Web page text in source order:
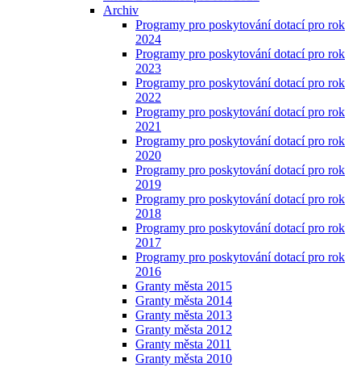
Archiv
Programy pro poskytování dotací pro rok
2024
Programy pro poskytování dotací pro rok
2023
Programy pro poskytování dotací pro rok
2022
Programy pro poskytování dotací pro rok
2021
Programy pro poskytování dotací pro rok
2020
Programy pro poskytování dotací pro rok
2019
Programy pro poskytování dotací pro rok
2018
Programy pro poskytování dotací pro rok
2017
Programy pro poskytování dotací pro rok
2016
Granty města 2015
Granty města 2014
Granty města 2013
Granty města 2012
Granty města 2011
Granty města 2010